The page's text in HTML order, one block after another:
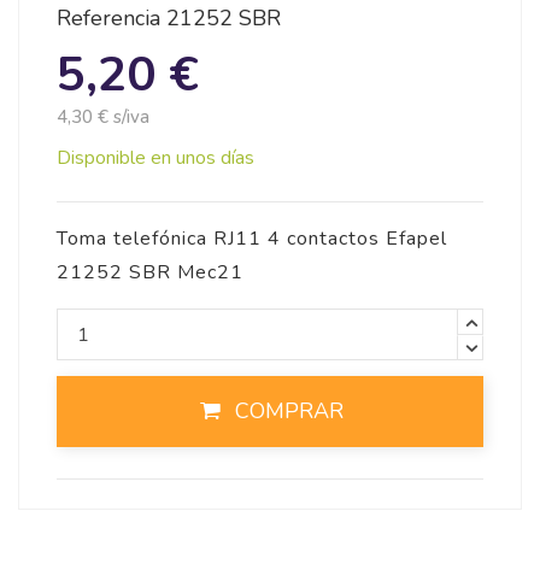
Referencia 21252 SBR
5,20 €
4,30 € s/iva
Disponible en unos días
Toma telefónica RJ11 4 contactos Efapel
21252 SBR Mec21
COMPRAR